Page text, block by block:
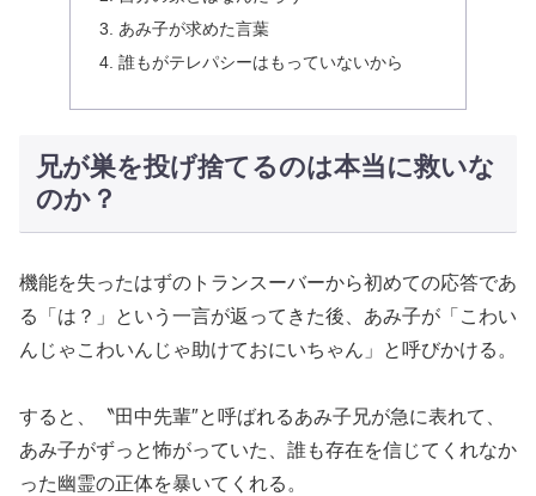
あみ子が求めた言葉
誰もがテレパシーはもっていないから
兄が巣を投げ捨てるのは本当に救いな
のか？
機能を失ったはずのトランスーバーから初めての応答であ
る「は？」という一言が返ってきた後、あみ子が「こわい
んじゃこわいんじゃ助けておにいちゃん」と呼びかける。
すると、〝田中先輩″と呼ばれるあみ子兄が急に表れて、
あみ子がずっと怖がっていた、誰も存在を信じてくれなか
った幽霊の正体を暴いてくれる。